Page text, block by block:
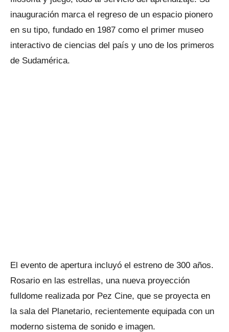
inauguración marca el regreso de un espacio pionero
en su tipo, fundado en 1987 como el primer museo
interactivo de ciencias del país y uno de los primeros
de Sudamérica.
El evento de apertura incluyó el estreno de 300 años.
Rosario en las estrellas, una nueva proyección
fulldome realizada por Pez Cine, que se proyecta en
la sala del Planetario, recientemente equipada con un
moderno sistema de sonido e imagen.